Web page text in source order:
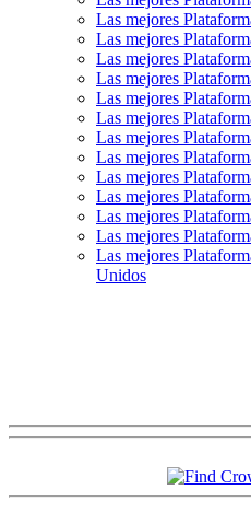
Las mejores
Las mejores
Las mejores
Las mejores
Las mejores
Las mejores
Las mejores
Las mejores
Las mejores
Las mejores
Las mejores
Las mejores
Las mejores
Unidos